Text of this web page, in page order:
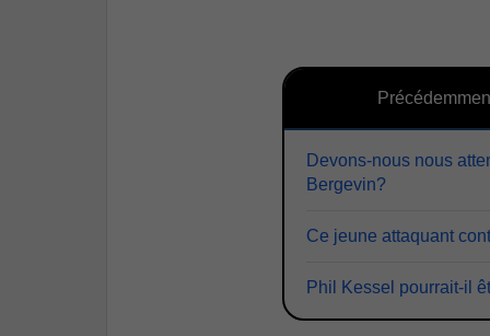
Devons-nous nous
Bergevin?
Ce jeune attaquant
Phil Kessel pourrait-il